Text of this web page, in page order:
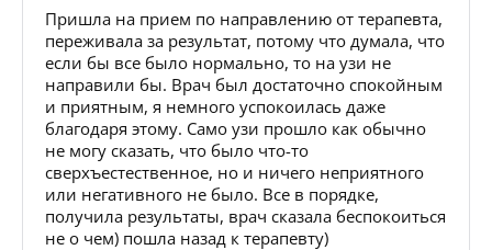
Пришла на прием по направлению от терапевта,
переживала за результат, потому что думала, что
если бы все было нормально, то на узи не
направили бы. Врач был достаточно спокойным
и приятным, я немного успокоилась даже
благодаря этому. Само узи прошло как обычно
не могу сказать, что было что-то
сверхъестественное, но и ничего неприятного
или негативного не было. Все в порядке,
получила результаты, врач сказала беспокоиться
не о чем) пошла назад к терапевту)